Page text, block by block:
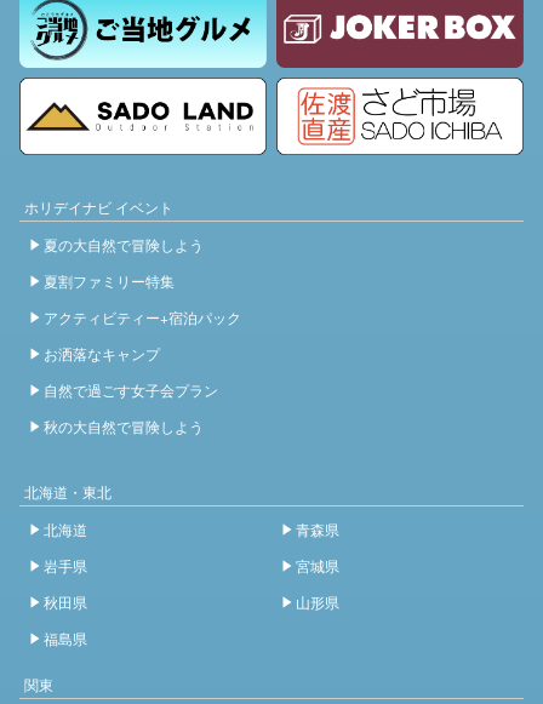
ホリデイナビ イベント
夏の大自然で冒険しよう
夏割ファミリー特集
アクティビティー+宿泊パック
お洒落なキャンプ
自然で過ごす女子会プラン
秋の大自然で冒険しよう
北海道・東北
北海道
青森県
岩手県
宮城県
秋田県
山形県
福島県
関東